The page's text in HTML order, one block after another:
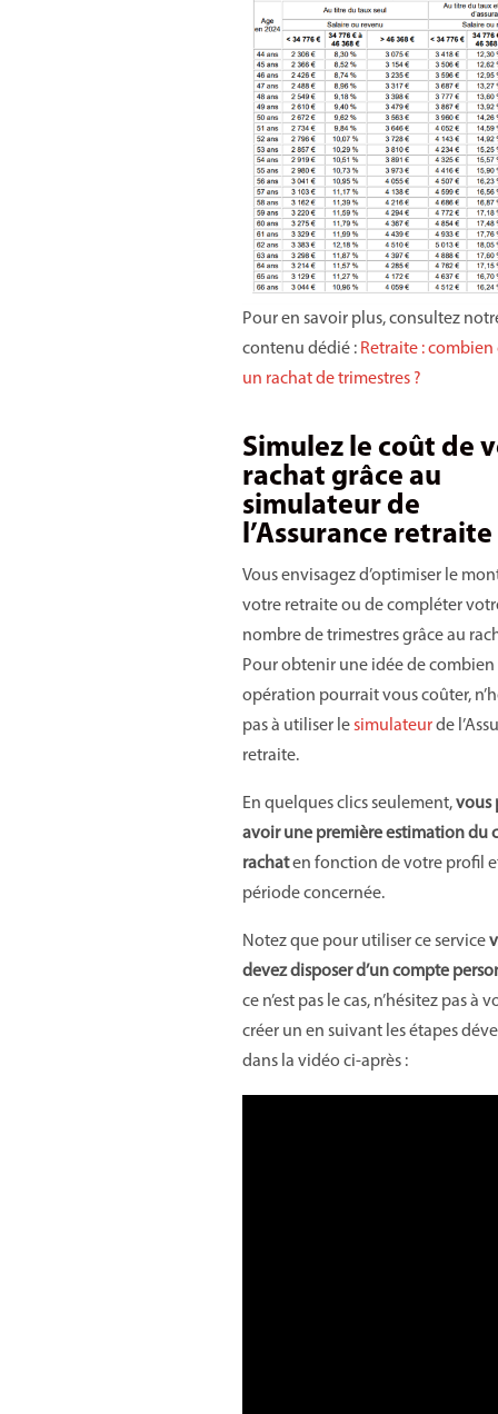
Pour en savoir plus, consultez
contenu dédié : Retraite :
un rachat de trimestres ?
Simulez le coût de
rachat grâce au
simulateur de
l’Assurance retraite
Vous envisagez d’optimiser le
votre retraite ou de compléter
nombre de trimestres grâce au
Pour obtenir une idée de combien
opération pourrait vous coûter,
pas à utiliser lesimulateurde
retraite.
En quelques clics seulement,vous
avoir une première estimation du
rachaten fonction de votre profil
période concernée.
Notez que pour utiliser ce service
devez disposer d’un compte
ce n’est pas le cas, n’hésitez pas à
créer un en suivant les étapes
dans la vidéo ci-après :